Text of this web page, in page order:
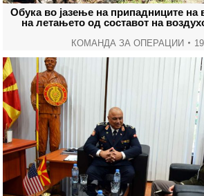
Обука во јазење на припадниците
на летањето од составот на
КОМАНДА ЗА ОПЕРАЦИИ